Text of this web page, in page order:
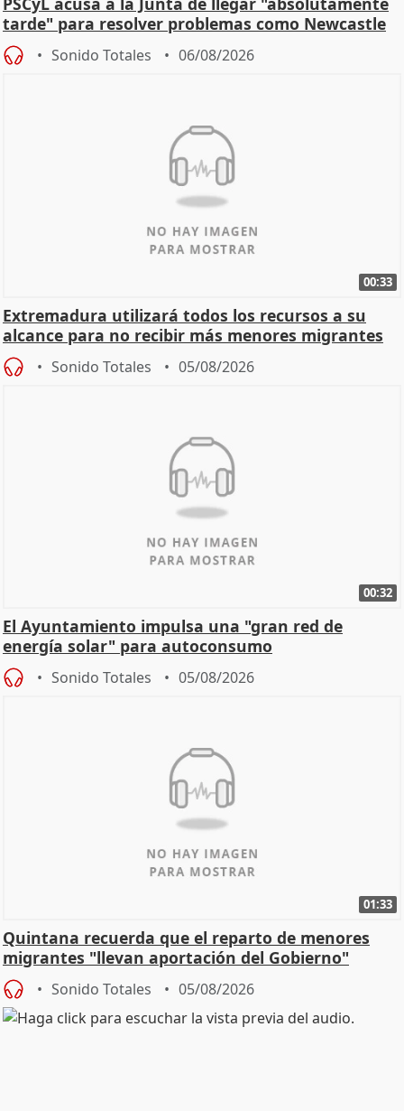
tarde" para resolver problemas como Newcastle
Sonido Totales 06/08/2026
00:33
Extremadura utilizará todos los recursos a su
alcance para no recibir más menores migrantes
Sonido Totales 05/08/2026
00:32
El Ayuntamiento impulsa una "gran red de
energía solar" para autoconsumo
Sonido Totales 05/08/2026
01:33
Quintana recuerda que el reparto de menores
migrantes "llevan aportación del Gobierno"
central
Sonido Totales 05/08/2026